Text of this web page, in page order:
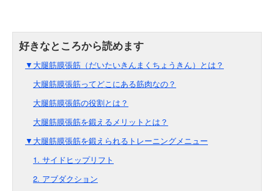
▼大腿筋膜張筋（だいたいきんまくちょうきん）とは？
大腿筋膜張筋ってどこにある筋肉なの？
大腿筋膜張筋の役割とは？
大腿筋膜張筋を鍛えるメリットとは？
▼大腿筋膜張筋を鍛えられるトレーニングメニュー
1. サイドヒップリフト
2. アブダクション